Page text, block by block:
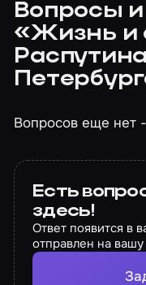
Вопросы и
«Жизнь и
Вопросов еще нет
Есть
здесь!
Ответ появится в
отправлен на